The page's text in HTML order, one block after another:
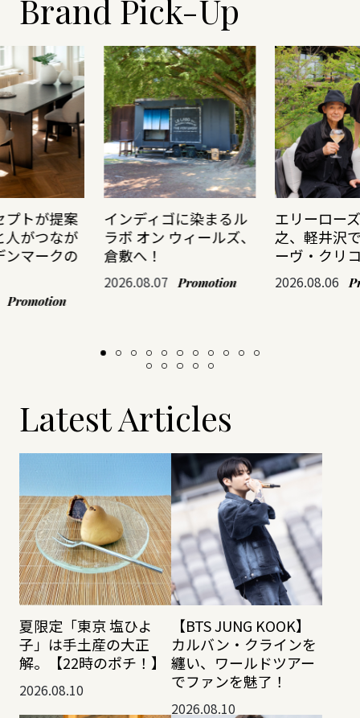
Brand Pick-Up
プトが提案
人がつなが
ンマークの
Promotion
インディゴに染まるル
ラボ オン ウィールズ、
倉敷へ！
2026.08.07 Promotion
エリーロー
之、軽井沢
ーヴ・クリ
2026.08.06
Latest Articles
夏限定「東京 塩ひよ
子」は手土産の大正
解。【22時のポチ！】
2026.08.10
【BTS JUNG KOOK】
カルバン・クラインを
纏い、ワールドツアー
でファンを魅了！
2026.08.10